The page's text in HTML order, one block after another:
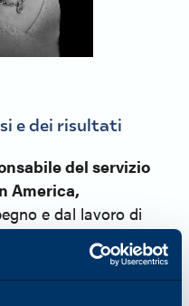
e dei risultati
del servizio
America,
e dal lavoro di
in Katun, sono
che assistiamo e